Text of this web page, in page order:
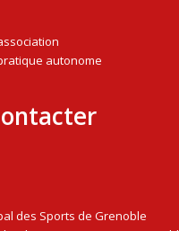
autonome
des Sports de Grenoble